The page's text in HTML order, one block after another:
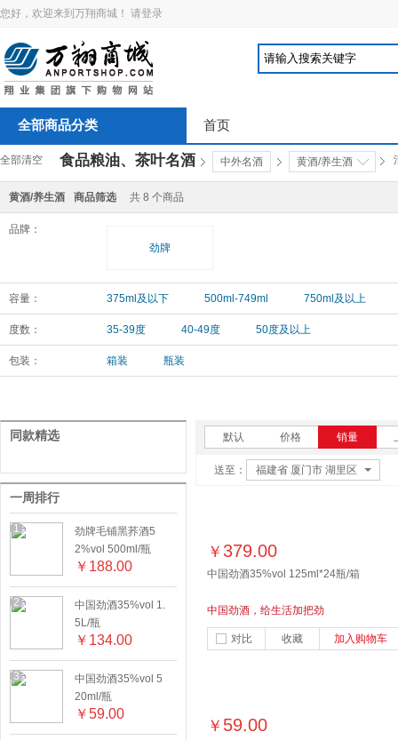
您好，欢迎来到万翔商城！ 请登录
全部商品分类 首页
全部清空 食品粮油、茶叶名酒 中外名酒 黄酒/养生酒
黄酒/养生酒 商品筛选 共 8 个商品
品牌：
劲牌
容量： 375ml及以下 500ml-749ml 750ml及以上
度数： 35-39度 40-49度 50度及以上
包装： 箱装 瓶装
同款精选
一周排行
1
劲牌毛铺黑荞酒5
2%vol 500ml/瓶
￥ 188.00
2
中国劲酒35%vol 1.
5L/瓶
￥ 134.00
3
中国劲酒35%vol 5
20ml/瓶
￥59.00
默认 价格 销量
送至： 福建省 厦门市 湖里区
￥ 379.00
中国劲酒35%vol 125ml*24瓶/箱
中国劲酒，给生活加把劲
对比 收藏 加入购物车
￥ 59.00